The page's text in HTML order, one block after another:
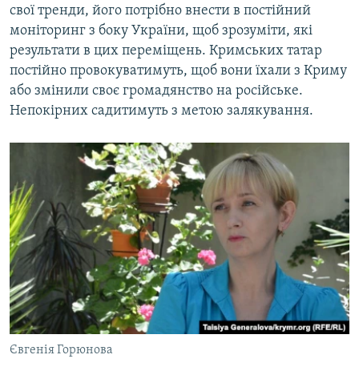
свої тренди, його потрібно внести в постійний
моніторинг з боку України, щоб зрозуміти, які
результати в цих переміщень. Кримських татар
постійно провокуватимуть, щоб вони їхали з Криму
або змінили своє громадянство на російське.
Непокірних садитимуть з метою залякування.
Євгенія Горюнова